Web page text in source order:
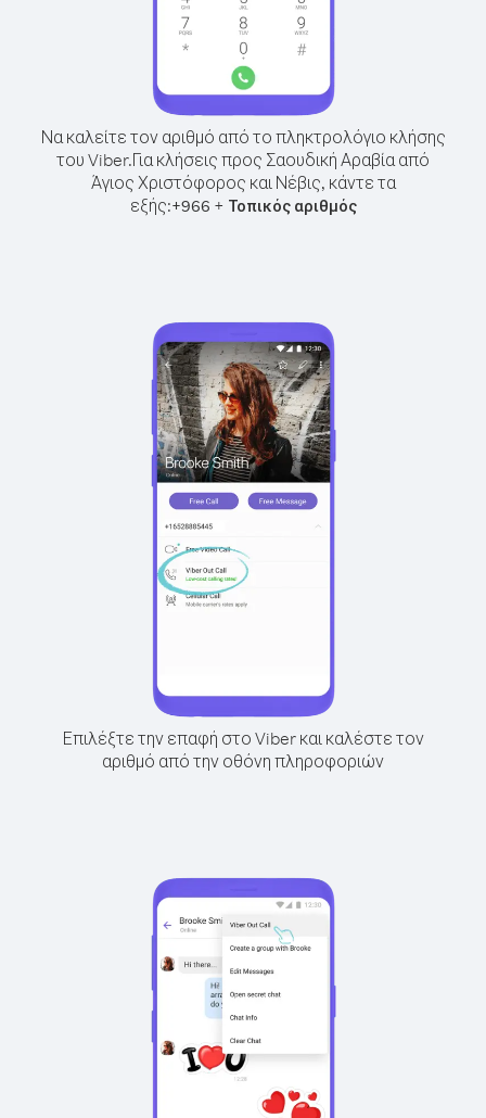
Να καλείτε τον αριθμό από το πληκτρολόγιο κλήσης
του Viber.Για κλήσεις προς Σαουδική Αραβία από
Άγιος Χριστόφορος και Νέβις, κάντε τα
εξής:+966 + Τοπικός αριθμός
Επιλέξτε την επαφή στο Viber και καλέστε τον
αριθμό από την οθόνη πληροφοριών